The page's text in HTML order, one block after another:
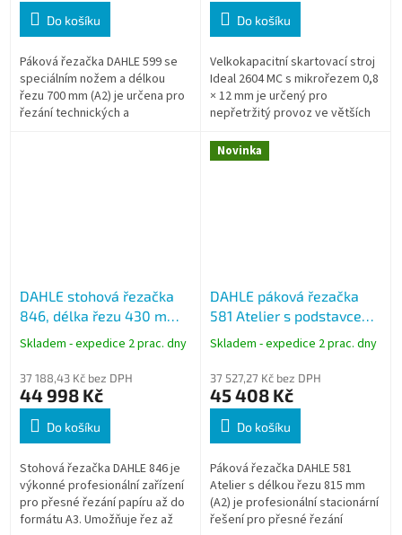
Do košíku
Páková řezačka DAHLE 599 se
speciálním nožem a délkou
řezu 700 mm (A2) je určena pro
řezání technických a
Do košíku
Velkokapacitní skartovací stroj
Ideal 2604 MC s mikrořezem 0,8
× 12 mm je určený pro
nepřetržitý provoz ve větších
centrech. Nabízí vysoký
stupeň...
DAHLE stohová řezačka
846, délka řezu 430 mm,
A3, výška stohu 60 mm
Skladem - expedice 2 prac. dny
37 188,43 Kč bez DPH
44 998 Kč
Do košíku
Stohová řezačka DAHLE 846 je
výkonné profesionální zařízení
pro přesné řezání papíru až do
formátu A3. Umožňuje řez až
Novinka
DAHLE páková řezačka
581 Atelier s podstavcem,
nůž na papír, délka řezu
815 mm (A2)
Skladem - expedice 2 prac. dny
37 527,27 Kč bez DPH
45 408 Kč
Do košíku
Páková řezačka DAHLE 581
Atelier s délkou řezu 815 mm
(A2) je profesionální stacionární
řešení pro přesné řezání